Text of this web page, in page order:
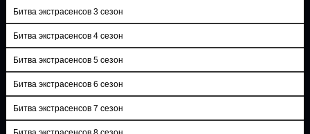
Битва экстрасенсов 3 сезон
Битва экстрасенсов 4 сезон
Битва экстрасенсов 5 сезон
Битва экстрасенсов 6 сезон
Битва экстрасенсов 7 сезон